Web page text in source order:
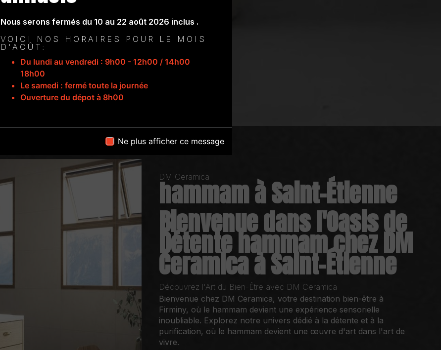
Nous serons fermés du 10 au 22 août 2026 inclus .
VOICI NOS HORAIRES POUR LE MOIS
D'AOÛT:
Du lundi au vendredi : 9h00 - 12h00 / 14h00
18h00
Le samedi : fermé toute la journée
Ouverture du dépot à 8h00
Ne plus afficher ce message
DM Ceramica
hammam à Saint-Étienne
Bienvenue dans l'Oasis de
Détente hammam chez DM
Ceramica à Saint-Étienne
Découvrez l'Art du Bien-Être avec DM Ceramica
Bienvenue chez DM Ceramica, votre destination bien-être à
Firminy, où le hammam devient une expérience sensorielle
inoubliable. Explorez notre univers dédié à la détente et à la
purification, où le hammam devient une œuvre d'art dans l'art de
vivre.